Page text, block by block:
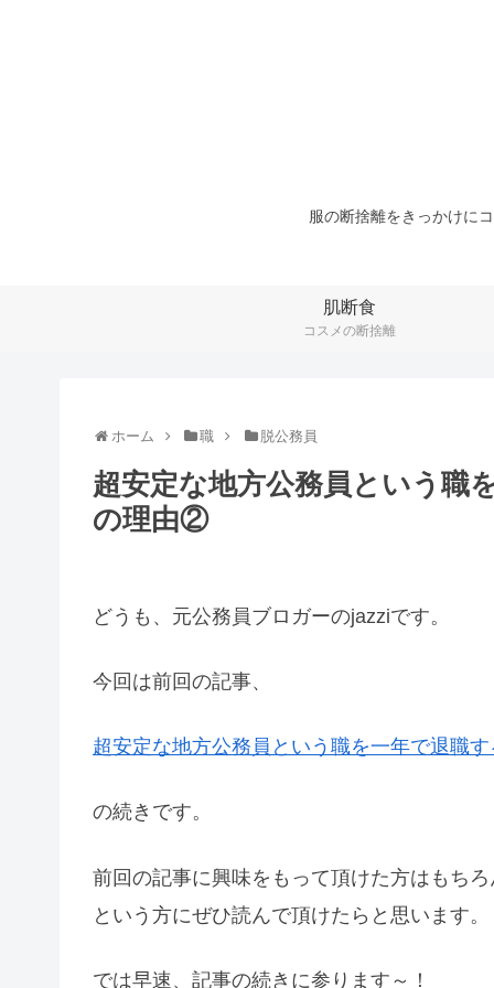
服の断捨離をきっかけに
肌断食
コスメの断捨離
ホーム 職 脱公務員
超安定な地方公務員という職
の理由②
どうも、元公務員ブロガーのjazziです。
今回は前回の記事、
超安定な地方公務員という職を一年で退職
の続きです。
前回の記事に興味をもって頂けた方はもち
という方にぜひ読んで頂けたらと思います。
では早速、記事の続きに参ります～！